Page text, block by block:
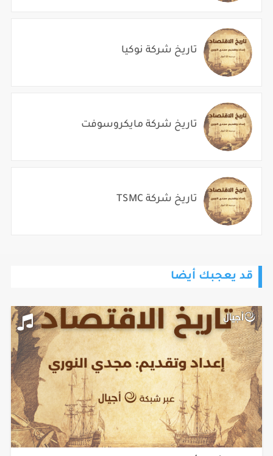
تاريخ شركة نوكيا
تاريخ شركة مايكروسوفت
تاريخ شركة TSMC
قد يعجبك أيضا